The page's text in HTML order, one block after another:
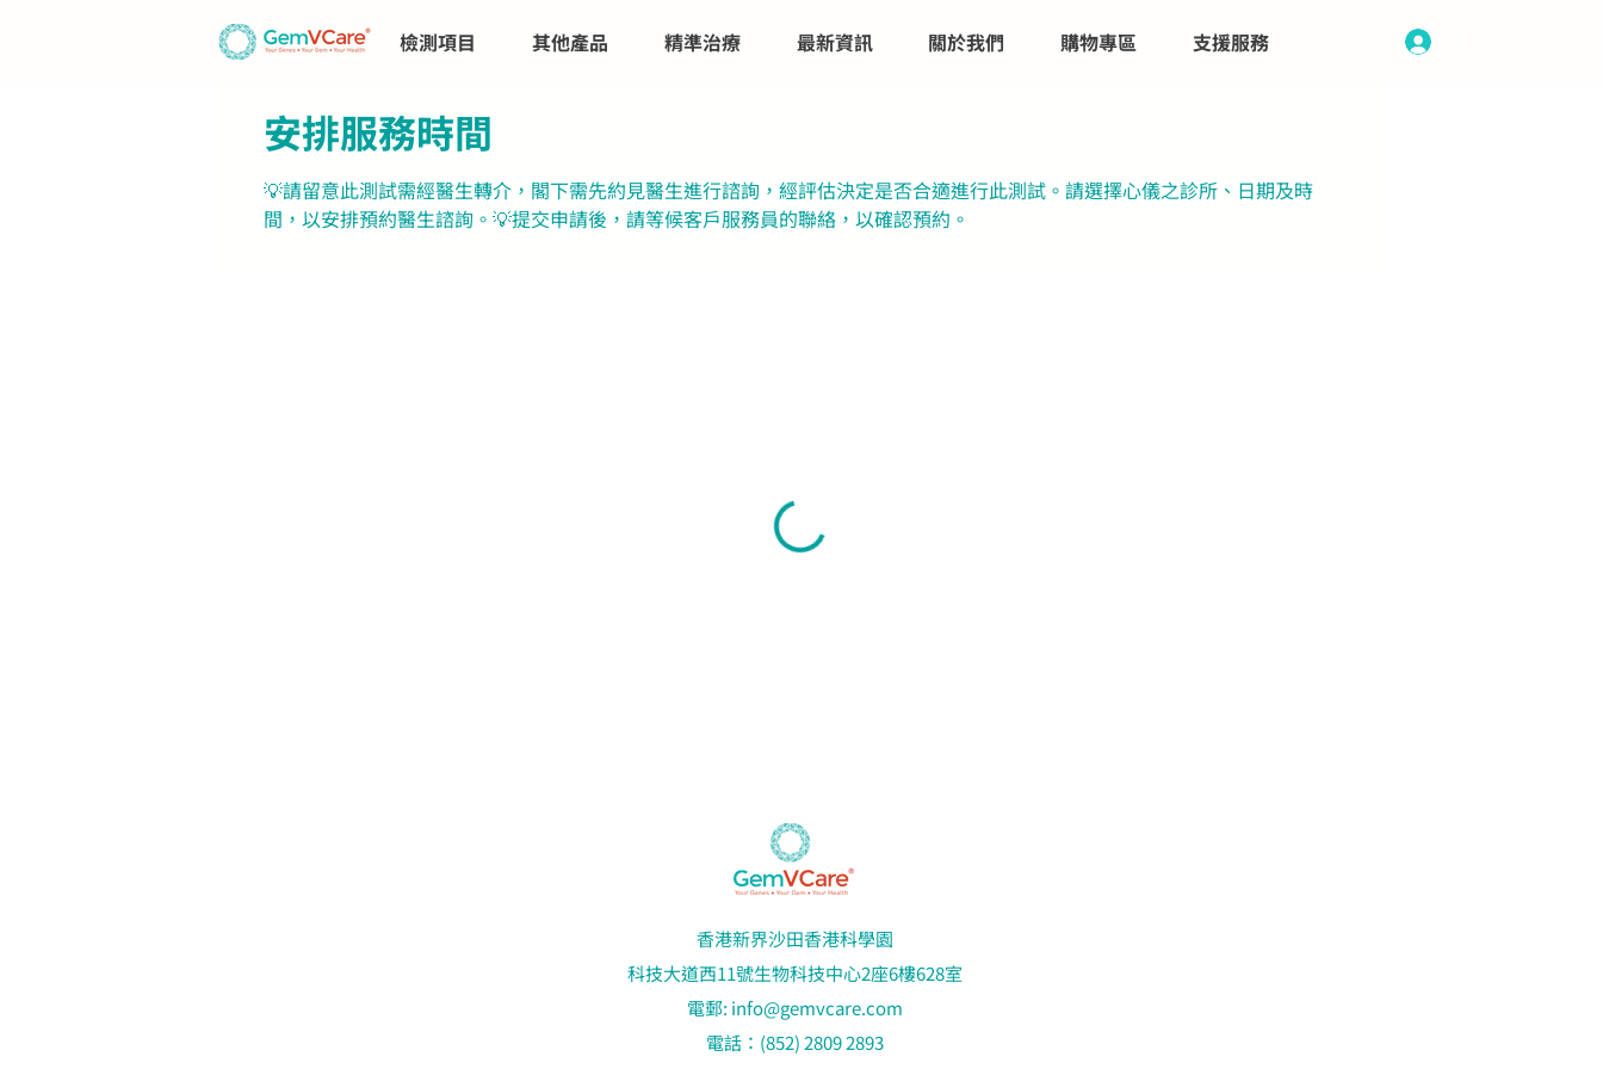
檢測項目 其他產品 精準治療 最新資訊 關於我們 購物專區 支援服務
安排服務時間
💡請留意此測試需經醫生轉介，閣下需先約見醫生進行諮詢，經評估決定是否合適進行此測試。請選擇心儀之診所、日期及時
間，以安排預約醫生諮詢。💡提交申請後，請等候客戶服務員的聯絡，以確認預約。
香港新界沙田香港科學園
科技大道西11號生物科技中心2座6樓628室
電郵: info@gemvcare.com
電話：(852) 2809 2893